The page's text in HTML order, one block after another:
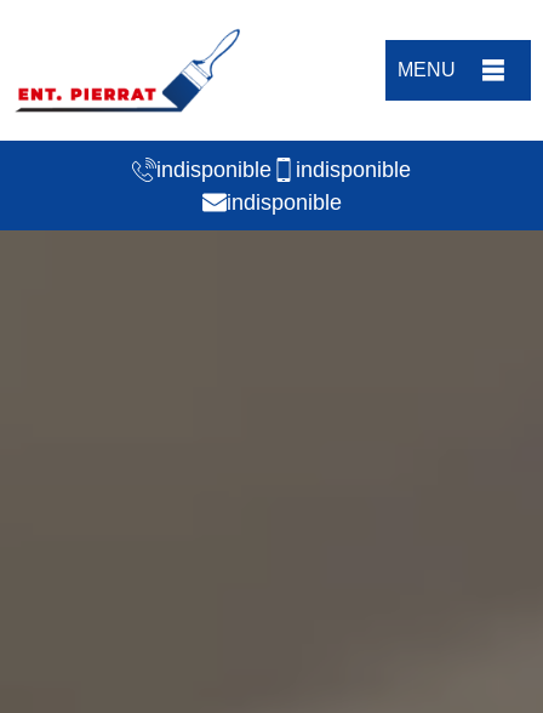
MENU
indisponible
indisponible
indisponible